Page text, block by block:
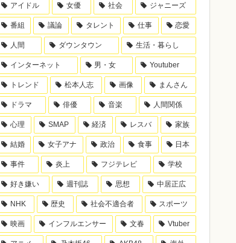
アイドル 女優 社会 ジャニーズ
番組 議論 タレント 仕事 恋愛
人間 ダウンタウン 生活・暮らし
インターネット 男・女 Youtuber
トレンド 松本人志 画像 まんさん
ドラマ 俳優 音楽 人間関係
心理 SMAP 経済 レスバ 家族
結婚 女子アナ 政治 食事 日本
事件 炎上 フジテレビ 学校
好き嫌い 週刊誌 思想 中居正広
NHK 歴史 社会不適合者 スポーツ
映画 インフルエンサー 文春 Vtuber